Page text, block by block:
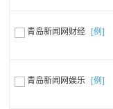
青岛新闻网财经 [例]
青岛新闻网娱乐 [例]